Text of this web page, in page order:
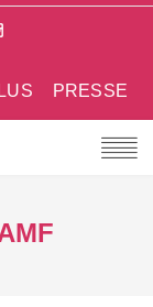
PRESSE